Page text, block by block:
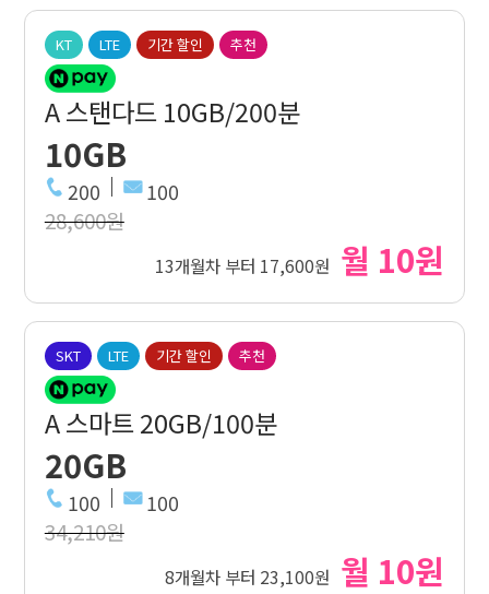
KT LTE 기간 할인 추천
A 스탠다드 10GB/200분
10GB
200 100
28,600원
13개월차 부터 17,600원 월 10원
SKT LTE 기간 할인 추천
A 스마트 20GB/100분
20GB
100 100
34,210원
8개월차 부터 23,100원 월 10원